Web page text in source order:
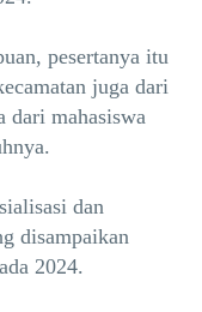
pesertanya itu
juga dari
dari mahasiswa
dan
disampaikan
2024.